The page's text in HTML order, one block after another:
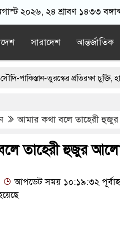
২০২৬, ২৪ শ্রাবণ ১৪৩৩
সারাদেশ আন্তর্জাতিক
তুরস্কের প্রতিরক্ষা চুক্তি, হামলায়
অবরোধ তুলে নেবে যুক্তরাষ্ট্র
চা/পে মোদি সরকার ‘ককরোচ
আমার কথা বলে তাহেরী হুজুর
তাহেরী হুজুর
আপডেট সময় ১০:১৯:৩২